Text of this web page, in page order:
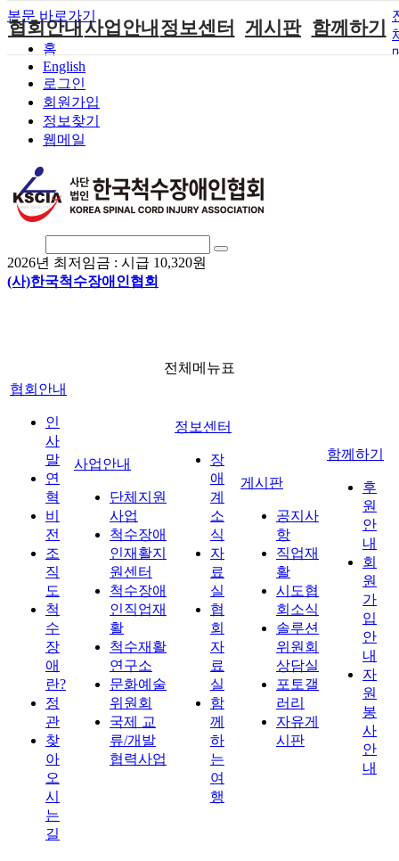
본문 바로가기
홈
English
로그인
회원가입
정보찾기
웹메일
2026년 최저임금 : 시급 10,320원
(사)한국척수장애인협회
협회안내
인사말
연혁
비전
조직도
척수장애란?
정관
찾아오시는길
사업안내
단체지원사업
척수장애인재
활지원센터
척수장애인직
척수재활연구
소
국제 교류/개
발 협력사업
정보센터 게시판
포토갤러리
자유게시판
함께하기
전체메뉴표
협회안내
인
사
말
연
혁
비
전
조
직
도
척
수
장
애
란?
정
관
찾
아
오
시
는
길
사업안내
단체지원
사업
척수장애
인재활지
원센터
척수장애
인직업재
활
척수재활
연구소
문화예술
위원회
국제 교
류/개발
협력사업
정보센터
장
애
계
소
식
자
료
실
협
회
자
료
실
함
께
하
는
여
행
게시판
공지사
항
직업재
활
시도협
회소식
솔루션
위원회
상담실
포토갤
러리
자유게
시판
함께하기
후
원
안
내
회
원
가
입
안
내
자
원
봉
사
안
내